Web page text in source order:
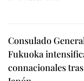
Consulado
Fukuoka
connacionales